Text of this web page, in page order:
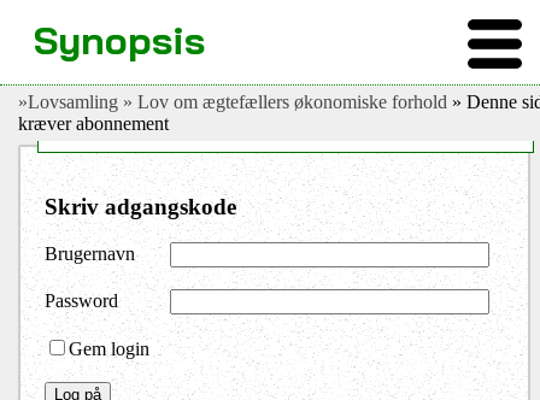
»Lovsamling » Lov om ægtefællers økonomiske forhold » Denne
kræver abonnement
Skriv adgangskode
Brugernavn
Password
Gem login
Synopsis
Highlight